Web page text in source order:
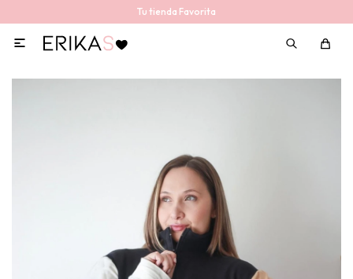
Tu tienda Favorita
